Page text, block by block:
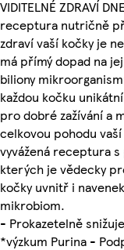
VIDITELNÉ ZDRAVÍ
receptura nutričně
zdraví vaší kočky je
má přímý dopad na
biliony
každou kočku
pro dobré zažívání a
celkovou pohodu vaší
vyvážená receptura
kterých je vědecky
kočky uvnitř i
mikrobiom.
- Prokazetelně
*výzkum Purina -